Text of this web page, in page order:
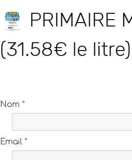
PRIMAIRE
(31.58€ le litre)
Nom *
Email *